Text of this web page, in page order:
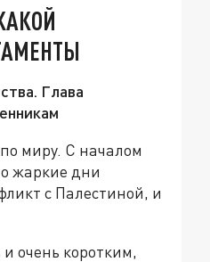
Глава
миру. С началом
жаркие дни
с Палестиной, и
очень коротким,